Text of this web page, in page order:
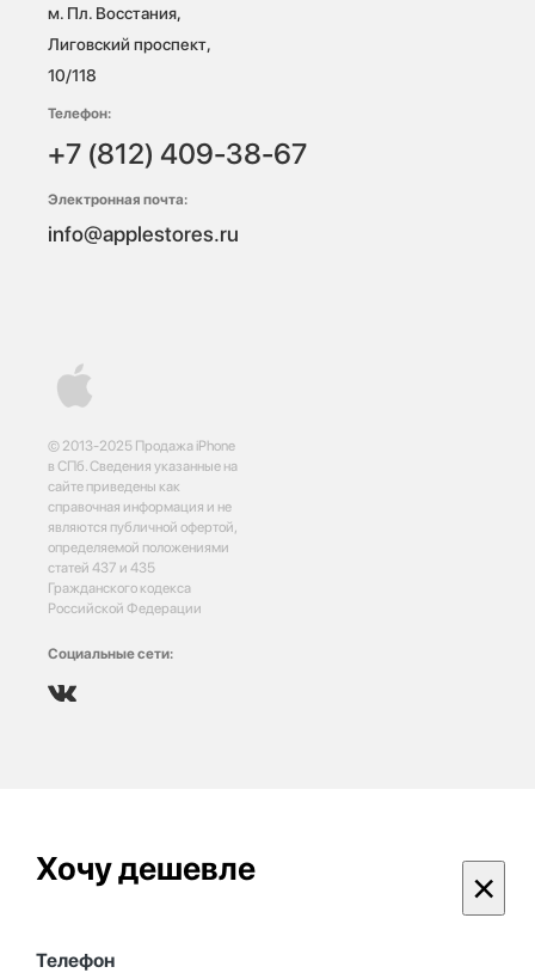
© 2013-2025 Продажа iPhone
в СПб. Сведения указанные на
сайте приведены как
справочная информация и не
являются публичной офертой,
определяемой положениями
статей 437 и 435
Гражданского кодекса
Российской Федерации
Социальные сети:
м. Пл. Восстания,
Лиговский проспект,
10/118
Телефон:
+7 (812) 409-38-67
Электронная почта:
info@applestores.ru
Хочу дешевле ×
Телефон